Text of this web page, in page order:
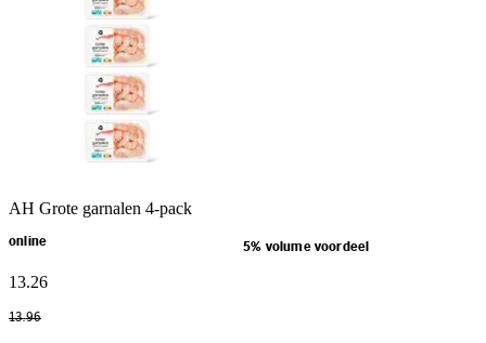
AH Grote garnalen 4-pack
online 5% volume voordeel
13.26
13.96